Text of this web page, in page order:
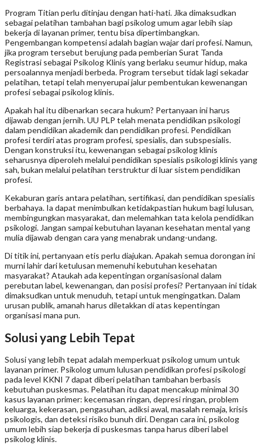
Program Titian perlu ditinjau dengan hati-hati. Jika dimaksudkan
sebagai pelatihan tambahan bagi psikolog umum agar lebih siap
bekerja di layanan primer, tentu bisa dipertimbangkan.
Pengembangan kompetensi adalah bagian wajar dari profesi. Namun,
jika program tersebut berujung pada pemberian Surat Tanda
Registrasi sebagai Psikolog Klinis yang berlaku seumur hidup, maka
persoalannya menjadi berbeda. Program tersebut tidak lagi sekadar
pelatihan, tetapi telah menyerupai jalur pembentukan kewenangan
profesi sebagai psikolog klinis.
Apakah hal itu dibenarkan secara hukum? Pertanyaan ini harus
dijawab dengan jernih. UU PLP telah menata pendidikan psikologi
dalam pendidikan akademik dan pendidikan profesi. Pendidikan
profesi terdiri atas program profesi, spesialis, dan subspesialis.
Dengan konstruksi itu, kewenangan sebagai psikolog klinis
seharusnya diperoleh melalui pendidikan spesialis psikologi klinis yang
sah, bukan melalui pelatihan terstruktur di luar sistem pendidikan
profesi.
Kekaburan garis antara pelatihan, sertifikasi, dan pendidikan spesialis
berbahaya. Ia dapat menimbulkan ketidakpastian hukum bagi lulusan,
membingungkan masyarakat, dan melemahkan tata kelola pendidikan
psikologi. Jangan sampai kebutuhan layanan kesehatan mental yang
mulia dijawab dengan cara yang menabrak undang-undang.
Di titik ini, pertanyaan etis perlu diajukan. Apakah semua dorongan ini
murni lahir dari ketulusan memenuhi kebutuhan kesehatan
masyarakat? Ataukah ada kepentingan organisasional dalam
perebutan label, kewenangan, dan posisi profesi? Pertanyaan ini tidak
dimaksudkan untuk menuduh, tetapi untuk mengingatkan. Dalam
urusan publik, amanah harus diletakkan di atas kepentingan
organisasi mana pun.
Solusi yang Lebih Tepat
Solusi yang lebih tepat adalah memperkuat psikolog umum untuk
layanan primer. Psikolog umum lulusan pendidikan profesi psikologi
pada level KKNI 7 dapat diberi pelatihan tambahan berbasis
kebutuhan puskesmas. Pelatihan itu dapat mencakup minimal 30
kasus layanan primer: kecemasan ringan, depresi ringan, problem
keluarga, kekerasan, pengasuhan, adiksi awal, masalah remaja, krisis
psikologis, dan deteksi risiko bunuh diri. Dengan cara ini, psikolog
umum lebih siap bekerja di puskesmas tanpa harus diberi label
psikolog klinis.